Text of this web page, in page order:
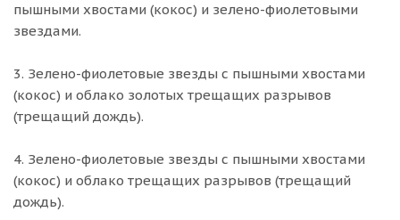
пышными хвостами (кокос) и зелено-фиолетовыми
звездами.
3. Зелено-фиолетовые звезды с пышными хвостами
(кокос) и облако золотых трещащих разрывов
(трещащий дождь).
4. Зелено-фиолетовые звезды с пышными хвостами
(кокос) и облако трещащих разрывов (трещащий
дождь).